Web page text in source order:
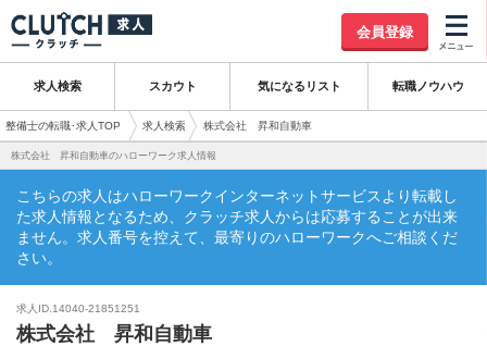
会員登録
求人検索 スカウト 気になるリスト 転職ノウハウ
整備士の転職･求人TOP 求人検索 株式会社 昇和自動車
株式会社 昇和自動車のハローワーク求人情報
こちらの求人はハローワークインターネットサービスより転載し
た求人情報となるため、クラッチ求人からは応募することが出来
ません。求人番号を控えて、最寄りのハローワークへご相談くだ
さい。
求人ID.14040-21851251
株式会社 昇和自動車